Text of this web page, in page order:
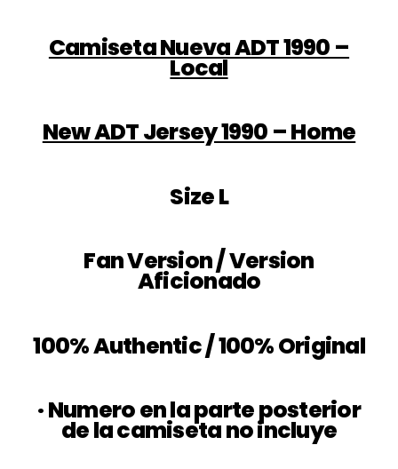
Camiseta Nueva ADT 1990 –
Local
New ADT Jersey 1990 – Home
Size L
Fan Version / Version
Aficionado
100% Authentic / 100% Original
· Numero en la parte posterior
de la camiseta no incluye